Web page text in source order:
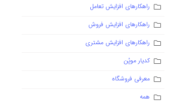
راهکارهای افزایش تعامل
راهکارهای افزایش فروش
راهکارهای افزایش مشتری
کدیار موپُن
معرفی فروشگاه
همه